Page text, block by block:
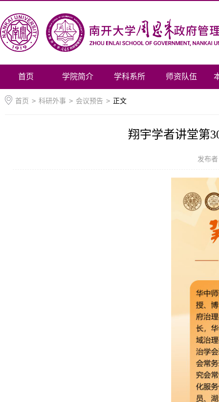
首页 学院简介 学科系所 师资队伍
首页 > 科研外事 > 会议预告 > 正文
翔宇学者讲堂第
发布